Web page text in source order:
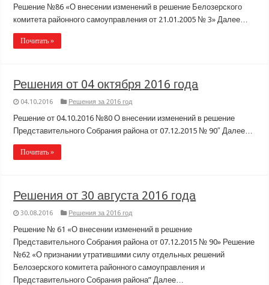
Решение №86 «О внесении изменений в решение Белозерского
комитета районного самоуправления от 21.01.2005 № 3» Далее…
Почитать »
Решения от 04 октября 2016 года
04.10.2016 Решения за 2016 год
Решение от 04.10.2016 №80 О внесении изменений в решение
Представительного Собрания района от 07.12.2015 № 90″ Далее…
Почитать »
Решения от 30 августа 2016 года
30.08.2016 Решения за 2016 год
Решение № 61 «О внесении изменений в решение
Представительного Собрания района от 07.12.2015 № 90» Решение
№62 «О признании утратившими силу отдельных решений
Белозерского комитета районного самоуправления и
Представительного Собрания района” Далее…